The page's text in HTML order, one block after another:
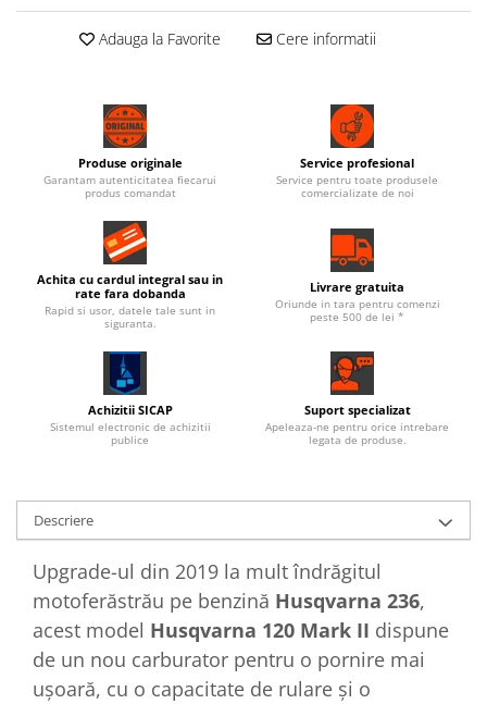
Adauga la Favorite Cere informatii
Produse originale
Garantam autenticitatea fiecarui
produs comandat
Service profesional
Service pentru toate produsele
comercializate de noi
Achita cu cardul integral sau in
rate fara dobanda
Rapid si usor, datele tale sunt in
siguranta.
Livrare gratuita
Oriunde in tara pentru comenzi
peste 500 de lei *
Achizitii SICAP
Sistemul electronic de achizitii
publice
Suport specializat
Apeleaza-ne pentru orice intrebare
legata de produse.
Descriere
Upgrade-ul din 2019 la mult îndrăgitul
motoferăstrău pe benzină Husqvarna 236,
acest model Husqvarna 120 Mark II dispune
de un nou carburator pentru o pornire mai
ușoară, cu o capacitate de rulare și o